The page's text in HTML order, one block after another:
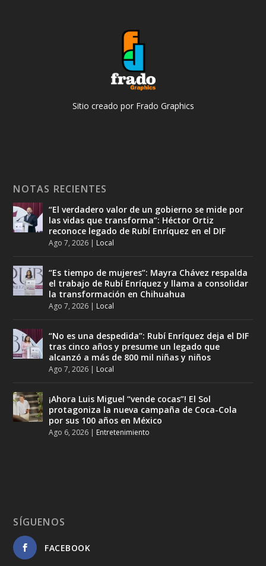
Sitio creado por Frado Graphics
NOTAS RECIENTES
“El verdadero valor de un gobierno se mide por
las vidas que transforma”: Héctor Ortiz
reconoce legado de Rubí Enríquez en el DIF
Ago 7, 2026 | Local
“Es tiempo de mujeres”: Mayra Chávez respalda
el trabajo de Rubí Enríquez y llama a consolidar
la transformación en Chihuahua
Ago 7, 2026 | Local
“No es una despedida”: Rubí Enríquez deja el DIF
tras cinco años y presume un legado que
alcanzó a más de 800 mil niñas y niños
Ago 7, 2026 | Local
¡Ahora Luis Miguel “vende cocas”! El Sol
protagoniza la nueva campaña de Coca-Cola
por sus 100 años en México
Ago 6, 2026 | Entretenimiento
SÍGUENOS
FACEBOOK